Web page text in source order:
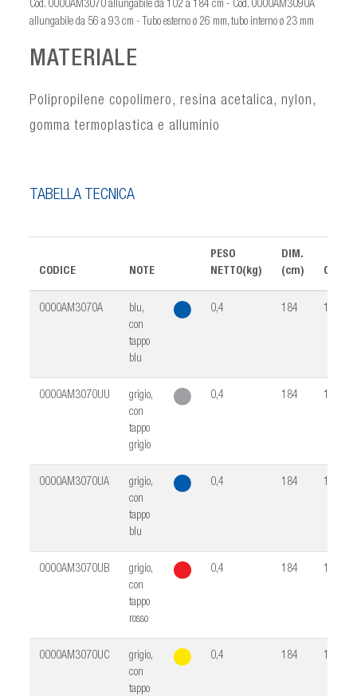
Cod. 0000AM3070 allungabile da 102 a 184 cm - Cod. 0000AM3090A
allungabile da 56 a 93 cm - Tubo esterno ø 26 mm, tubo interno ø 23 mm
MATERIALE
Polipropilene copolimero, resina acetalica, nylon,
gomma termoplastica e alluminio
TABELLA TECNICA
CODICE NOTE
PESO
NETTO(kg)
DIM.
(cm)
CONF.
0000AM3070A
blu,
con
tappo
blu
0,4 184 10
0000AM3070UU
grigio,
con
tappo
grigio
0,4 184 10
0000AM3070UA
grigio,
con
tappo
blu
0,4 184 10
0000AM3070UB
grigio,
con
tappo
rosso
0,4 184 10
0000AM3070UC
grigio,
con
tappo
0,4 184 10